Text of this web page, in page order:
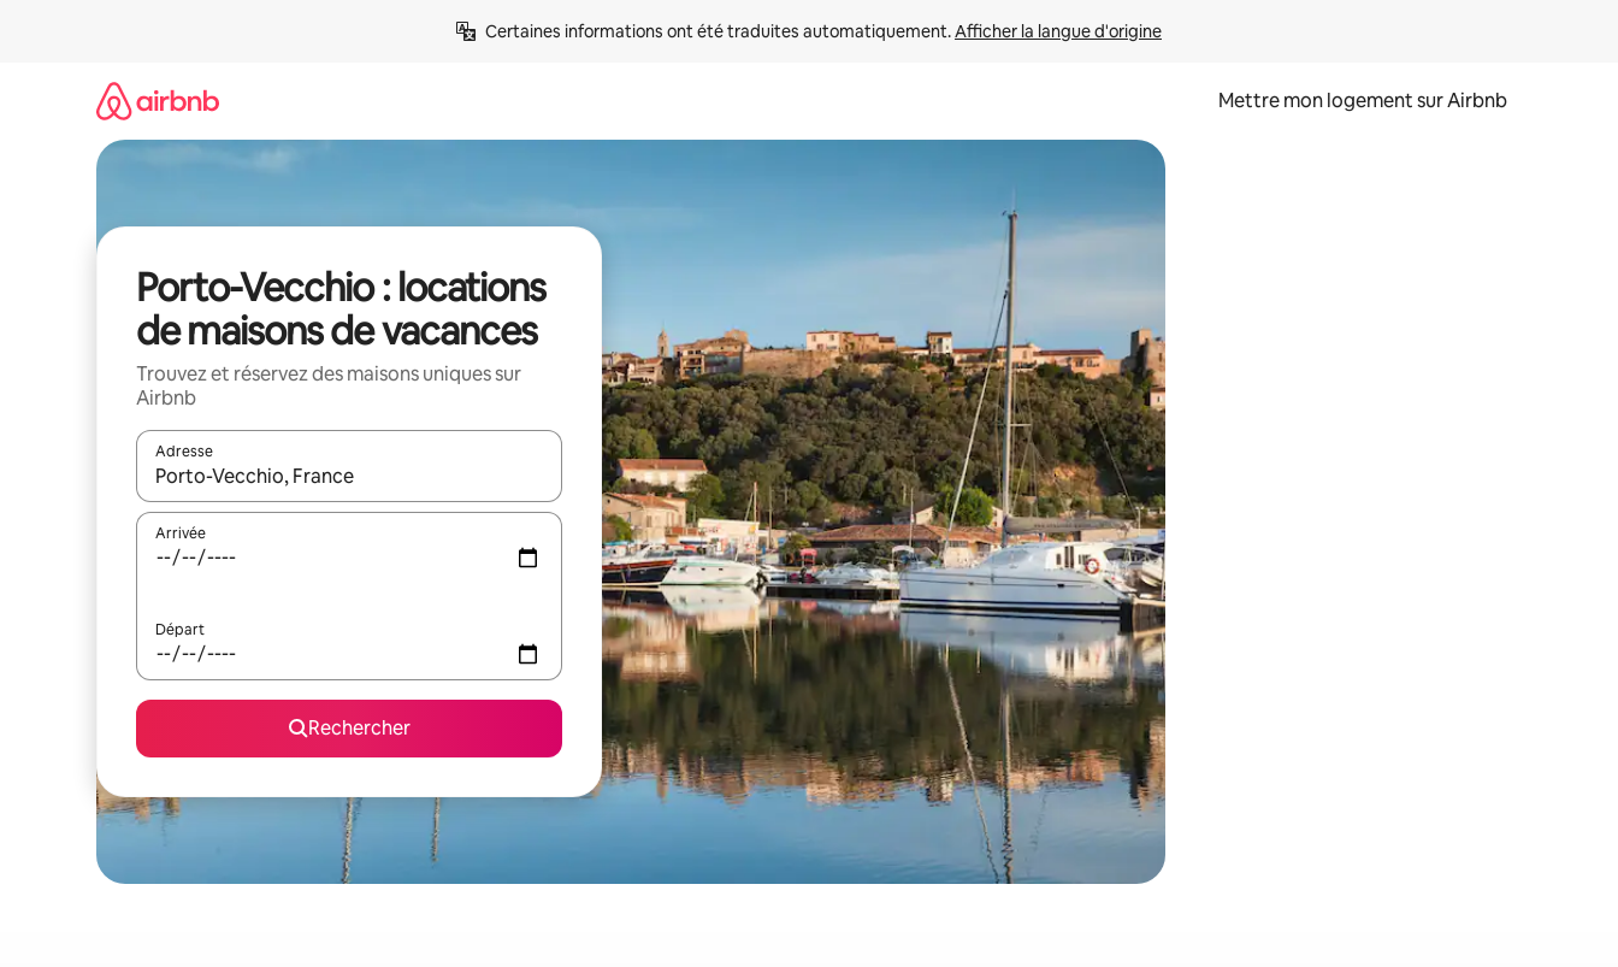
Certaines informations ont été traduites automatiquement. Afficher la langue d'origine
Mettre mon logement sur Airbnb
Porto-Vecchio : locations
de maisons de vacances
Trouvez et réservez des maisons uniques sur
Airbnb
Adresse
Lorsque les résultats s'affichent, utilisez les flèches vers le haut et vers le bas pour les parcourir ou en appuyant et en faisant glisser.
Arrivée
Départ
Rechercher